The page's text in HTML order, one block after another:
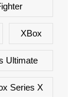
XBox
Ultimate
Series X